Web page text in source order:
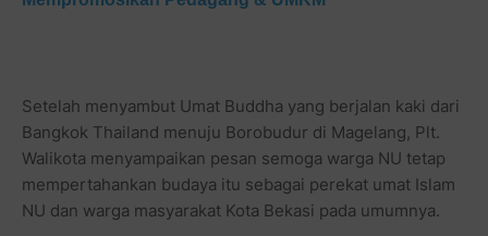
Setelah menyambut Umat Buddha yang berjalan kaki dari
Bangkok Thailand menuju Borobudur di Magelang, Plt.
Walikota menyampaikan pesan semoga warga NU tetap
mempertahankan budaya itu sebagai perekat umat Islam
NU dan warga masyarakat Kota Bekasi pada umumnya.